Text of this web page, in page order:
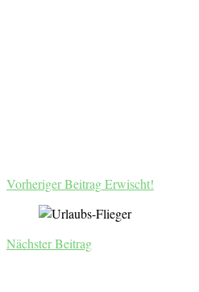
Vorheriger BeitragErwischt!
Nächster Beitrag